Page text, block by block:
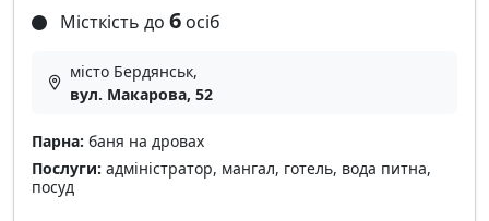
Місткість до 6 осіб
місто Бердянськ,
вул. Макарова, 52
Парна: баня на дровах
Послуги: адміністратор, мангал, готель, вода питна,
посуд